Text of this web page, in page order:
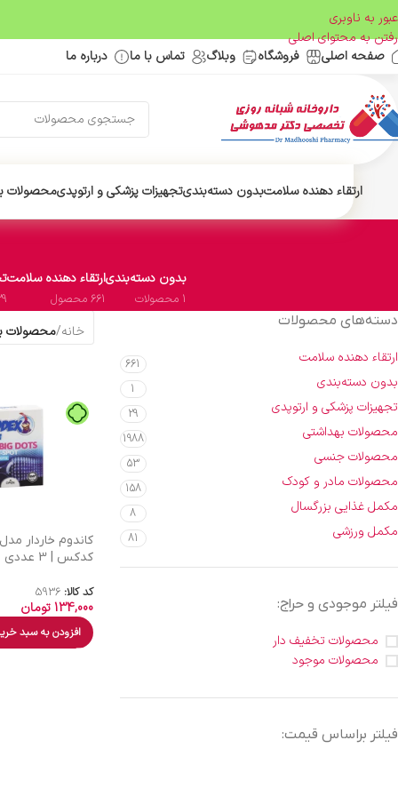
عبور به ناوبری
رفتن به محتوای اصلی
صفحه اصلی
فروشگاه وبلاگ تماس با ما درباره ما
ارتقاء دهنده سلامتبدون دسته‌بندیتجهیزات پزشکی و ارتوپدیمحصولات
بدون دسته‌بندی
1 محصولات
ارتقاء دهنده سلامت
661 محصول 29
دسته‌های محصولات
ارتقاء دهنده سلامت 661
بدون دسته‌بندی 1
تجهیزات پزشکی و ارتوپدی 29
محصولات بهداشتی 1988
محصولات جنسی 53
محصولات مادر و کودک 158
مکمل غذایی بزرگسال 8
مکمل ورزشی 81
فیلتر موجودی و حراج:
محصولات تخفیف دار
محصولات موجود
فیلتر براساس قیمت:
خانه/محصولات
کاندوم خاردار
کدکس | 3 عددی
کد کالا:5936
134,000 تومان
افزودن به سبد